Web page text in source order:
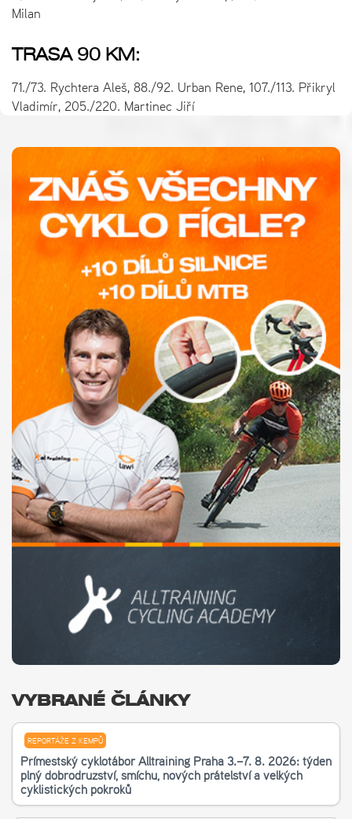
Milan
TRASA 90 KM:
71./73. Rychtera Aleš, 88./92. Urban Rene, 107./113. Přikryl
Vladimír, 205./220. Martinec Jiří
VYBRANÉ ČLÁNKY
REPORTÁŽE Z KEMPŮ
Příměstský cyklotábor Alltraining Praha 3.–7. 8. 2026: týden
plný dobrodružství, smíchu, nových přátelství a velkých
cyklistických pokroků